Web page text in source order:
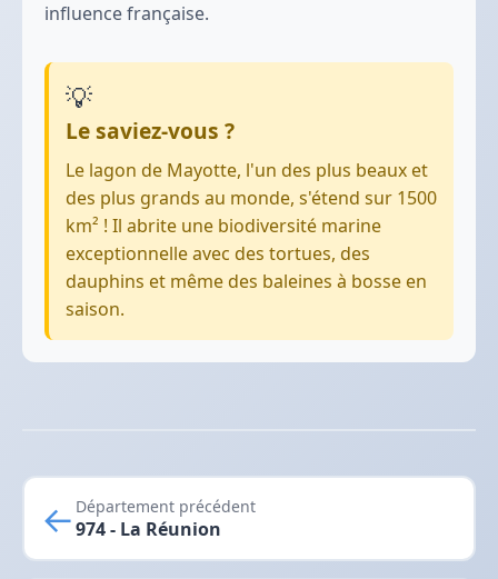
influence française.
💡
Le saviez-vous ?
Le lagon de Mayotte, l'un des plus beaux et
des plus grands au monde, s'étend sur 1500
km² ! Il abrite une biodiversité marine
exceptionnelle avec des tortues, des
dauphins et même des baleines à bosse en
saison.
← Département précédent
974 - La Réunion